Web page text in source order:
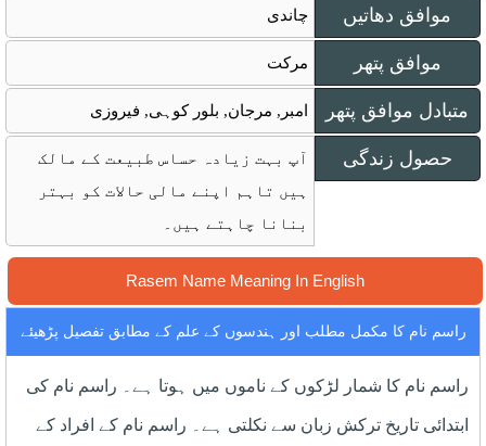
چاندی موافق دھاتیں
مرکت موافق پتھر
امبر, مرجان, بلور کوہی, فیروزی متبادل موافق پتھر
آپ بہت زیادہ حساس طبیعت کے مالک
ہیں تاہم اپنے مالی حالات کو بہتر
بنانا چاہتے ہیں۔
حصول زندگی
Rasem Name Meaning In English
راسم نام کا مکمل مطلب اور ہندسوں کے علم کے مطابق تفصیل پڑھیئے
راسم نام کا شمار لڑکوں کے ناموں میں ہوتا ہے۔ راسم نام کی
ابتدائی تاریخ ترکش زبان سے نکلتی ہے۔ راسم نام کے افراد کے